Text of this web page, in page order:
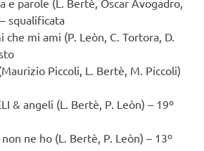
squalificata
che mi ami (P. Leòn, C. Tortora, D.
Piccoli, L. Bertè, M. Piccoli)
& angeli (L. Bertè, P. Leòn) – 19º
ne ho (L. Bertè, P. Leòn) – 13º